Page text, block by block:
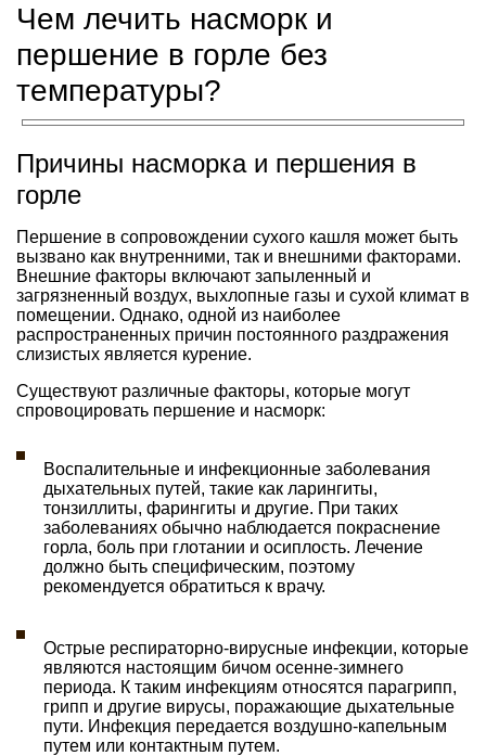
Чем лечить насморк и
першение в горле без
температуры?
Причины насморка и першения в
горле
Першение в сопровождении сухого кашля может быть
вызвано как внутренними, так и внешними факторами.
Внешние факторы включают запыленный и
загрязненный воздух, выхлопные газы и сухой климат в
помещении. Однако, одной из наиболее
распространенных причин постоянного раздражения
слизистых является курение.
Существуют различные факторы, которые могут
спровоцировать першение и насморк:
Воспалительные и инфекционные заболевания
дыхательных путей, такие как ларингиты,
тонзиллиты, фарингиты и другие. При таких
заболеваниях обычно наблюдается покраснение
горла, боль при глотании и осиплость. Лечение
должно быть специфическим, поэтому
рекомендуется обратиться к врачу.
Острые респираторно-вирусные инфекции, которые
являются настоящим бичом осенне-зимнего
периода. К таким инфекциям относятся парагрипп,
грипп и другие вирусы, поражающие дыхательные
пути. Инфекция передается воздушно-капельным
путем или контактным путем.